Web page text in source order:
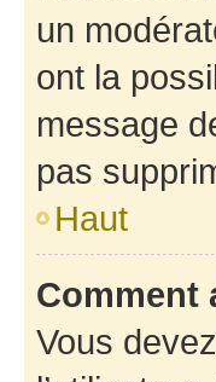
un
ont la
message
pas
Haut
Comment
Vous